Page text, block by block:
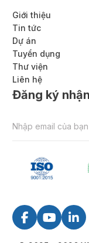
Giới thiệu
Tin tức
Dự án
Tuyển dụng
Thư viện
Liên hệ
Đăng ký